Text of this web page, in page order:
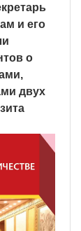
и его
о
двух